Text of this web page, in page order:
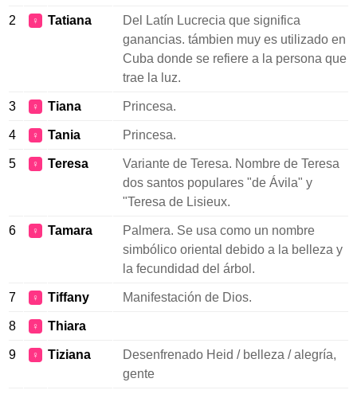
2 ♀ Tatiana
Del Latín Lucrecia que significa
ganancias. támbien muy es utilizado en
Cuba donde se refiere a la persona que
trae la luz.
3 ♀ Tiana Princesa.
4 ♀ Tania Princesa.
5 ♀ Teresa
Variante de Teresa. Nombre de Teresa
dos santos populares "de Ávila" y
"Teresa de Lisieux.
6 ♀ Tamara
Palmera. Se usa como un nombre
simbólico oriental debido a la belleza y
la fecundidad del árbol.
7 ♀ Tiffany Manifestación de Dios.
8 ♀ Thiara
9 ♀ Tiziana
Desenfrenado Heid / belleza / alegría,
gente